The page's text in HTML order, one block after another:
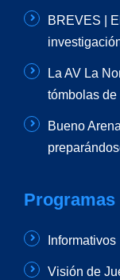
BREVES |
La AV La
tómbolas de
Bueno
Programas
Informativos
Visión de